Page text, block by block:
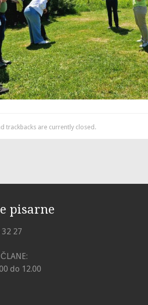
trackbacks are currently closed.
pisarne
32 27
do 12.00